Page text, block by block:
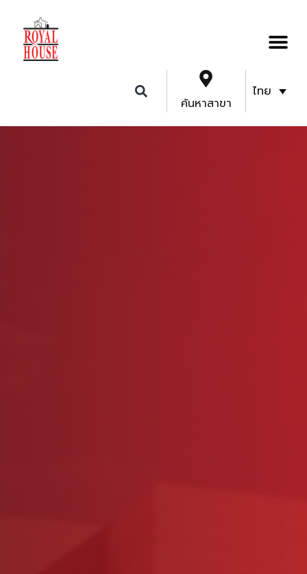
ค้นหาสาขา
ไทย